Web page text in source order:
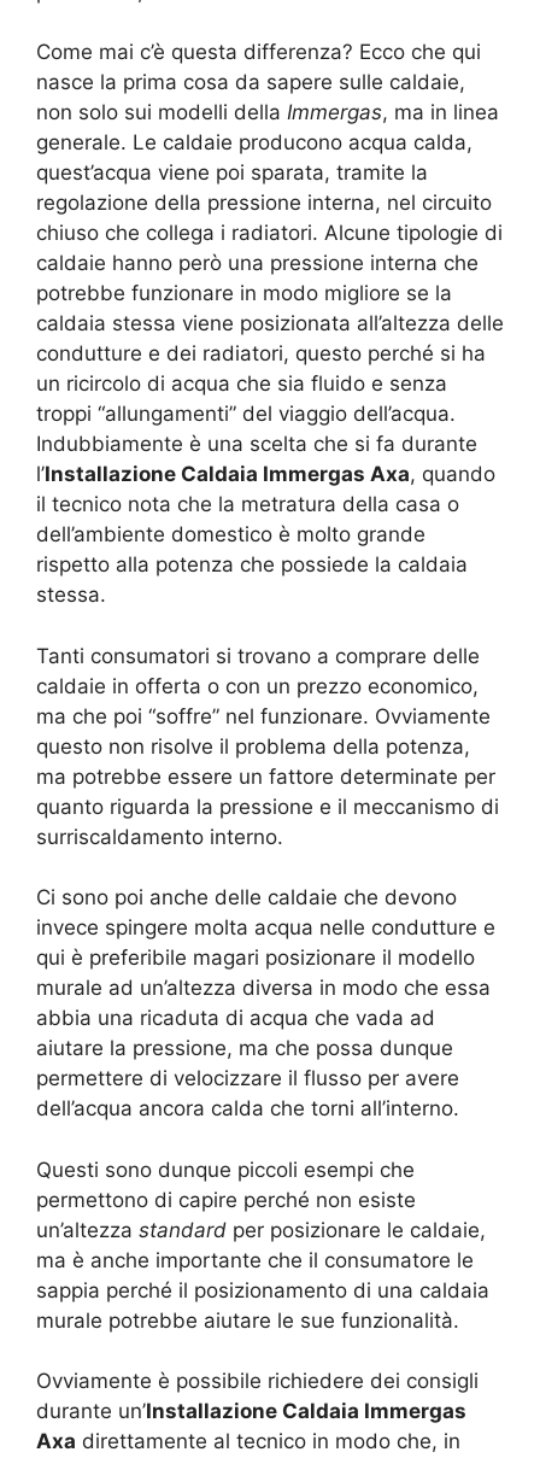
Come mai c’è questa differenza? Ecco che qui
nasce la prima cosa da sapere sulle caldaie,
non solo sui modelli della Immergas, ma in linea
generale. Le caldaie producono acqua calda,
quest’acqua viene poi sparata, tramite la
regolazione della pressione interna, nel circuito
chiuso che collega i radiatori. Alcune tipologie di
caldaie hanno però una pressione interna che
potrebbe funzionare in modo migliore se la
caldaia stessa viene posizionata all’altezza delle
condutture e dei radiatori, questo perché si ha
un ricircolo di acqua che sia fluido e senza
troppi “allungamenti” del viaggio dell’acqua.
Indubbiamente è una scelta che si fa durante
l’Installazione Caldaia Immergas Axa, quando
il tecnico nota che la metratura della casa o
dell’ambiente domestico è molto grande
rispetto alla potenza che possiede la caldaia
stessa.
Tanti consumatori si trovano a comprare delle
caldaie in offerta o con un prezzo economico,
ma che poi “soffre” nel funzionare. Ovviamente
questo non risolve il problema della potenza,
ma potrebbe essere un fattore determinate per
quanto riguarda la pressione e il meccanismo di
surriscaldamento interno.
Ci sono poi anche delle caldaie che devono
invece spingere molta acqua nelle condutture e
qui è preferibile magari posizionare il modello
murale ad un’altezza diversa in modo che essa
abbia una ricaduta di acqua che vada ad
aiutare la pressione, ma che possa dunque
permettere di velocizzare il flusso per avere
dell’acqua ancora calda che torni all’interno.
Questi sono dunque piccoli esempi che
permettono di capire perché non esiste
un’altezza standard per posizionare le caldaie,
ma è anche importante che il consumatore le
sappia perché il posizionamento di una caldaia
murale potrebbe aiutare le sue funzionalità.
Ovviamente è possibile richiedere dei consigli
durante un’Installazione Caldaia Immergas
Axa direttamente al tecnico in modo che, in